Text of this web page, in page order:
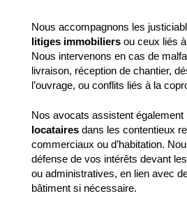
Nous accompagnons les
litiges immobiliersou ceux liés
Nous intervenons en cas de
livraison, réception de chantier,
l’ouvrage, ou conflits liés à la
Nos avocats assistent également
locatairesdans les contentieux
commerciaux ou d’habitation.
défense de vos intérêts devant
ou administratives, en lien avec
bâtiment si nécessaire.